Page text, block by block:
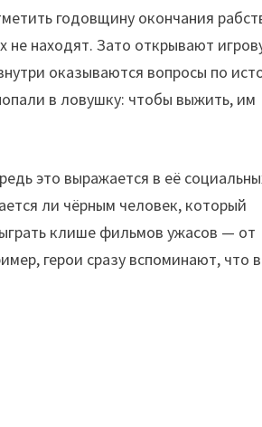
годовщину окончания
находят. Зато открывают
оказываются вопросы по
в ловушку: чтобы выжить, им
это выражается в её
ли чёрным человек, который
клише фильмов ужасов — от
герои сразу вспоминают, что в